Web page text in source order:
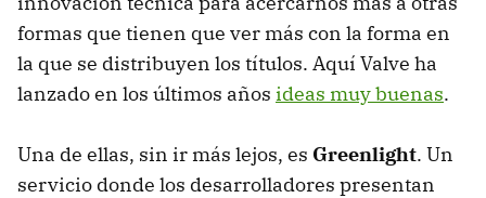
formas que tienen que ver más con la forma en
la que se distribuyen los títulos. Aquí Valve ha
lanzado en los últimos años ideas muy buenas.
Una de ellas, sin ir más lejos, es Greenlight. Un
servicio donde los desarrolladores presentan